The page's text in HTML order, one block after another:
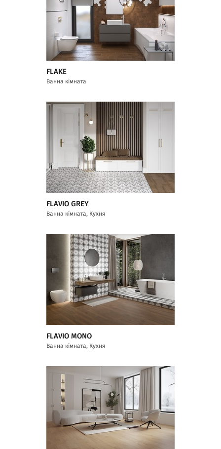
FLAKE
Ванна кімната
FLAVIO GREY
Ванна кімната, Кухня
FLAVIO MONO
Ванна кімната, Кухня